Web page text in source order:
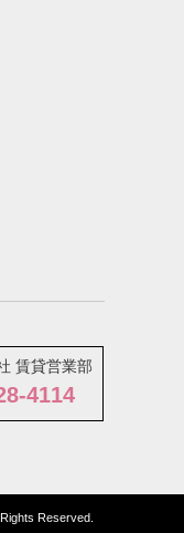
賃貸営業部
4114
Reserved.